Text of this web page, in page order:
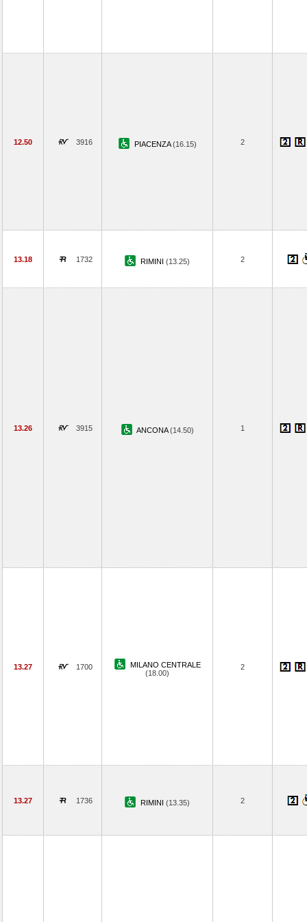
12.50 3916 PIACENZA(16.15) 2
13.18 1732 RIMINI (13.25) 2
13.26 3915 ANCONA(14.50) 1
13.27 1700
MILANO CENTRALE
(18.00)
2
13.27 1736 RIMINI (13.35) 2